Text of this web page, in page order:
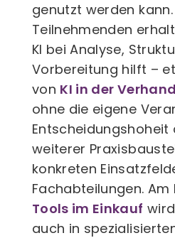
genutzt werden kann.
Teilnehmenden
KI bei Analyse,
Vorbereitung hilft –
von KI in der
ohne die eigene
Entscheidungshoheit
weiterer
konkreten
Fachabteilungen. Am
Tools im Einkauf
auch in